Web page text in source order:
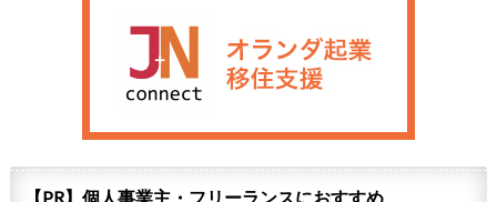
【PR】個人事業主・フリーランスにおすすめ